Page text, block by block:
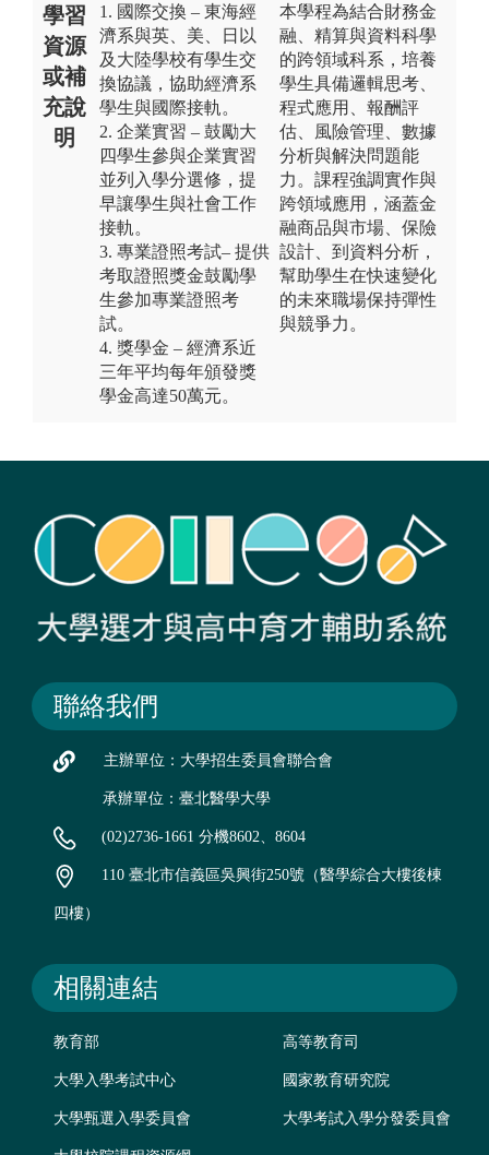
學習
資源
或補
充說
明
1. 國際交換 – 東海經
濟系與英、美、日以
及大陸學校有學生交
換協議，協助經濟系
學生與國際接軌。
2. 企業實習 – 鼓勵大
四學生參與企業實習
並列入學分選修，提
早讓學生與社會工作
接軌。
3. 專業證照考試– 提供
考取證照獎金鼓勵學
生參加專業證照考
試。
4. 獎學金 – 經濟系近
三年平均每年頒發獎
學金高達50萬元。
本學程為結合財務金
融、精算與資料科學
的跨領域科系，培養
學生具備邏輯思考、
程式應用、報酬評
估、風險管理、數據
分析與解決問題能
力。課程強調實作與
跨領域應用，涵蓋金
融商品與市場、保險
設計、到資料分析，
幫助學生在快速變化
的未來職場保持彈性
與競爭力。
聯絡我們
主辦單位：大學招生委員會聯合會
承辦單位：臺北醫學大學
(02)2736-1661 分機8602、8604
110 臺北市信義區吳興街250號（醫學綜合大樓後棟
四樓）
相關連結
教育部 高等教育司
大學入學考試中心 國家教育研究院
大學甄選入學委員會 大學考試入學分發委員會